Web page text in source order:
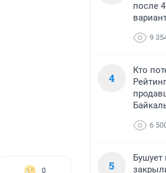
0
после
9
4
Кто
6
5
Бушует